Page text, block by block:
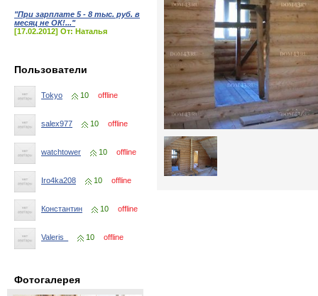
"При зарплате 5 - 8 тыс. руб. в
месяц не ОК!..."
[17.02.2012] От: Наталья
Пользователи
Tokyo 10 offline
salex977 10 offline
watchtower 10 offline
Iro4ka208 10 offline
Константин 10 offline
Valeris_ 10 offline
Фотогалерея